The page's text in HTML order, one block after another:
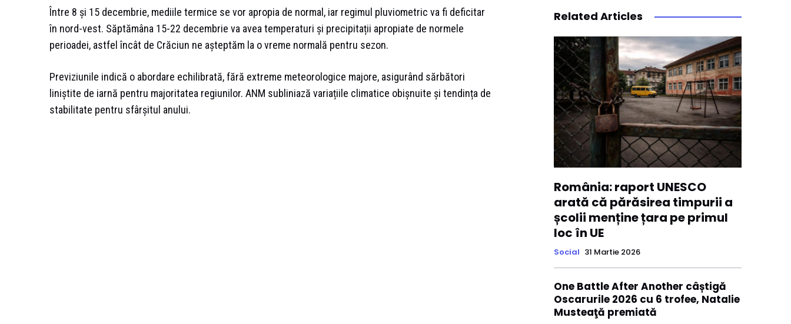
Între 8 și 15 decembrie, mediile termice se vor apropia de normal, iar regimul pluviometric va fi deficitar
în nord-vest. Săptămâna 15-22 decembrie va avea temperaturi și precipitații apropiate de normele
perioadei, astfel încât de Crăciun ne așteptăm la o vreme normală pentru sezon.
Previziunile indică o abordare echilibrată, fără extreme meteorologice majore, asigurând sărbători
liniștite de iarnă pentru majoritatea regiunilor. ANM subliniază variațiile climatice obișnuite și tendința de
stabilitate pentru sfârșitul anului.
Related Articles
România: raport UNESCO
arată că părăsirea timpurii a
școlii menține țara pe primul
loc în UE
Social 31 Martie 2026
One Battle After Another câștigă
Oscarurile 2026 cu 6 trofee, Natalie
Musteaţă premiată